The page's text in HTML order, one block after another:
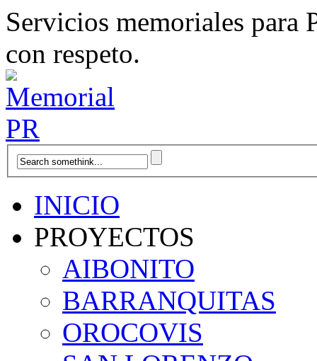
Servicios memoriales para
con respeto.
INICIO
PROYECTOS
AIBONITO
BARRANQUITAS
OROCOVIS